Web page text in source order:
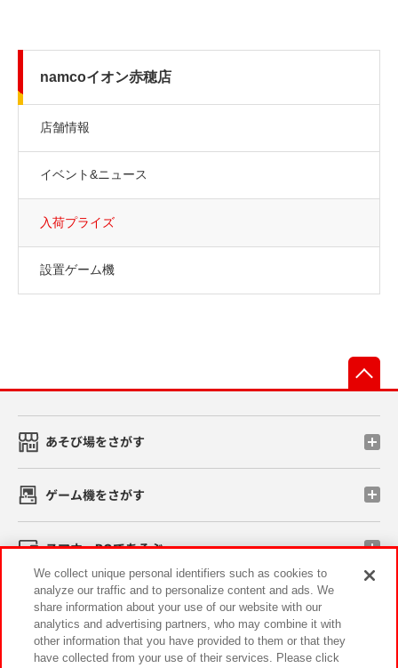
namcoイオン赤穂店
店舗情報
イベント&ニュース
入荷プライズ
設置ゲーム機
あそび場をさがす
ゲーム機をさがす
スマホ・PCであそぶ
イベント・キャンペーン
We collect unique personal identifiers such as cookies to
analyze our traffic and to personalize content and ads. We
share information about your use of our website with our
analytics and advertising partners, who may combine it with
other information that you have provided to them or that they
have collected from your use of their services. Please click